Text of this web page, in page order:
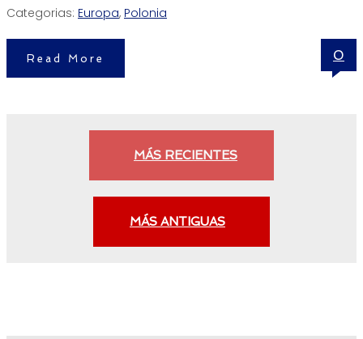
Categorias: Europa, Polonia
Read More 0
MÁS RECIENTES
MÁS ANTIGUAS